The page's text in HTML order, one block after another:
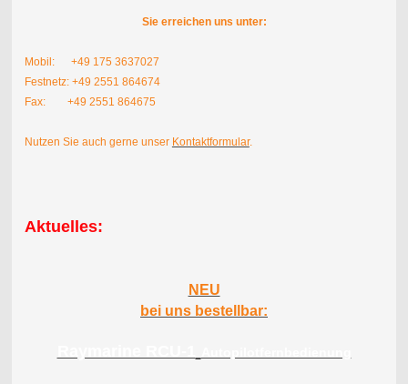
Sie erreichen uns unter:
Mobil: +49 175 3637027
Festnetz: +49 2551 864674
Fax: +49 2551 864675
Nutzen Sie auch gerne unser Kontaktformular.
Aktuelles:
NEU
bei uns bestellbar: